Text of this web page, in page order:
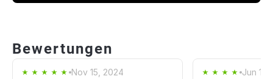
Bewertungen
Nov 15, 2024 Jun 1,